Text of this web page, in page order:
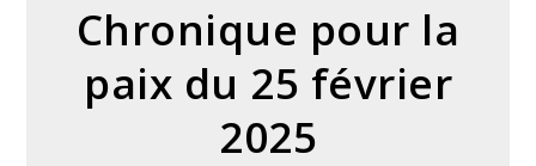
Chronique pour la
paix du 25 février
2025